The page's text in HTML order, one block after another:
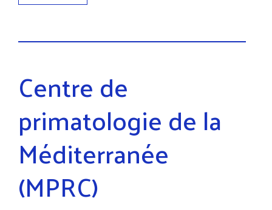
Centre de
primatologie de la
Méditerranée
(MPRC)